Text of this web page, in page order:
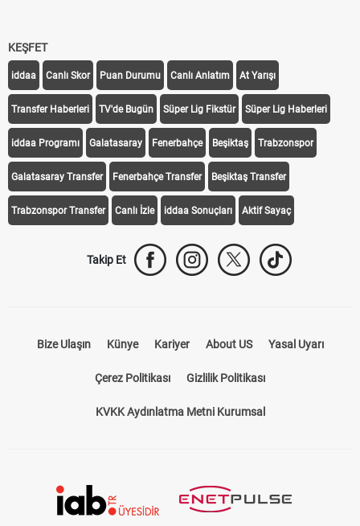
KEŞFET
iddaa Canlı Skor Puan Durumu Canlı Anlatım At Yarışı
Transfer Haberleri TV'de Bugün Süper Lig Fikstür Süper Lig Haberleri
iddaa Programı Galatasaray Fenerbahçe Beşiktaş Trabzonspor
Galatasaray Transfer Fenerbahçe Transfer Beşiktaş Transfer
Trabzonspor Transfer Canlı İzle iddaa Sonuçları Aktif Sayaç